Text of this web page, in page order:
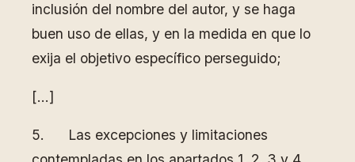
inclusión del nombre del autor, y se haga
buen uso de ellas, y en la medida en que lo
exija el objetivo específico perseguido;
[…]
5. Las excepciones y limitaciones